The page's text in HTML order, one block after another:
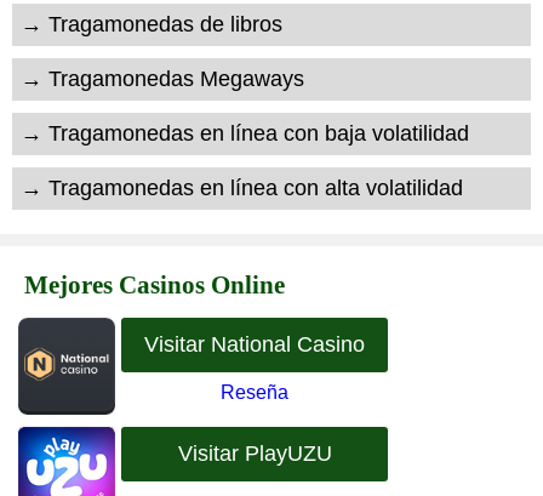
→ Tragamonedas de libros
→ Tragamonedas Megaways
→ Tragamonedas en línea con baja volatilidad
→ Tragamonedas en línea con alta volatilidad
Mejores Casinos Online
Visitar National Casino
Reseña
Visitar PlayUZU